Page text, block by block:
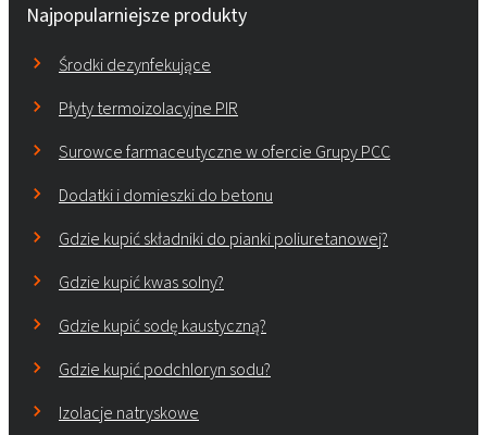
Najpopularniejsze produkty
Środki dezynfekujące
Płyty termoizolacyjne PIR
Surowce farmaceutyczne w ofercie Grupy PCC
Dodatki i domieszki do betonu
Gdzie kupić składniki do pianki poliuretanowej?
Gdzie kupić kwas solny?
Gdzie kupić sodę kaustyczną?
Gdzie kupić podchloryn sodu?
Izolacje natryskowe